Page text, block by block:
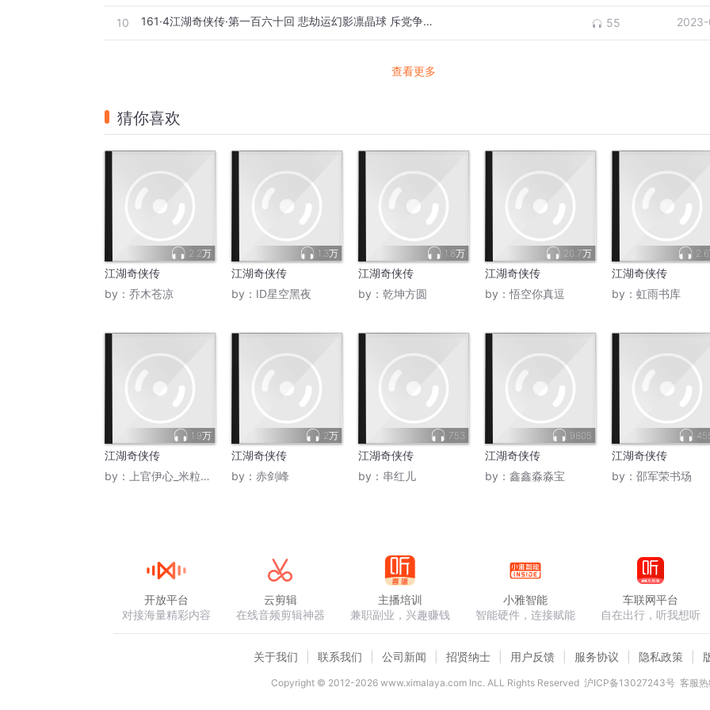
10 161·4江湖奇侠传·第一百六十回 悲劫运幻影凛晶球 斥党争谠言严斧钺 55
查看更多
猜你喜欢
2.2万
江湖奇侠传
by： 乔木苍凉
1.3万
江湖奇侠传
by： ID星空黑夜
1.8万
江湖奇侠传
by： 乾坤方圆
20.7万
江湖奇侠传
by：悟空你真逗
江湖奇侠传
by： 虹雨书库
1.9万
江湖奇侠传
by：
上官伊心_米粒音符
2万
江湖奇侠传
by： 赤剑峰
753
江湖奇侠传
by： 串红儿
9805
江湖奇侠传
by： 鑫鑫淼淼宝
江湖奇侠传
by： 邵军荣书场
开放平台
对接海量精彩内容
云剪辑
在线音频剪辑神器
主播培训
兼职副业，兴趣赚钱
小雅智能
智能硬件，连接赋能
车联网平台
自在出行，听我想听
关于我们 联系我们 公司新闻 招贤纳士 用户反馈 服务协议 隐私政策
Copyright © 2012-2026www.ximalaya.com lnc. ALL Rights Reserved 沪ICP备13027243号 客服